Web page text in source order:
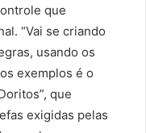
que
“Vai se criando
usando os
exemplos é o
que
exigidas pelas